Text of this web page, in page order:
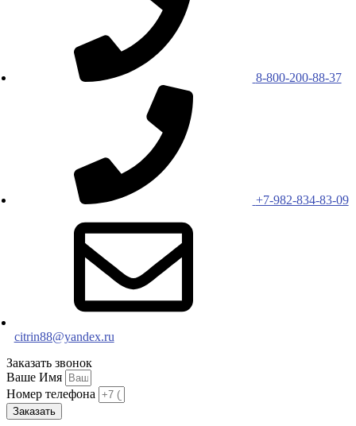
8-800-200-88-37
+7-982-834-83-09
citrin88@yandex.ru
Заказать звонок
Ваше Имя
Номер телефона
Заказать